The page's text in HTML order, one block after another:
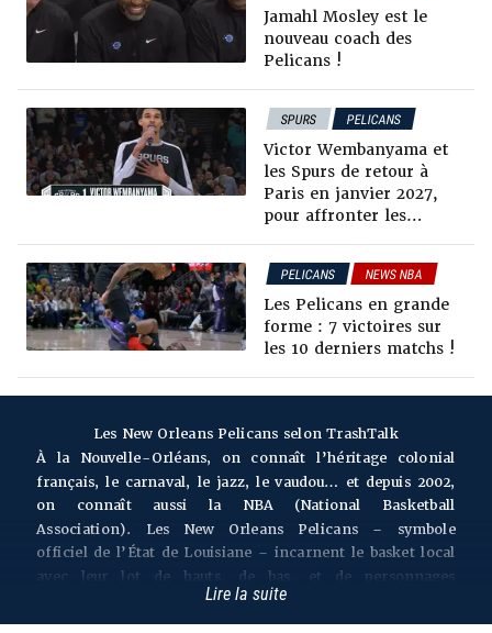
Jamahl Mosley est le
nouveau coach des
Pelicans !
SPURS
PELICANS
NEWS NBA
Victor Wembanyama et
les Spurs de retour à
Paris en janvier 2027,
pour affronter les
PELICANS NEWS NBA
Les Pelicans en grande
forme : 7 victoires sur
les 10 derniers matchs !
Les New Orleans Pelicans selon TrashTalk
À la Nouvelle-Orléans, on connaît l’héritage colonial
français, le carnaval, le jazz, le vaudou… et depuis 2002,
on connaît aussi la NBA (National Basketball
Association). Les New Orleans Pelicans – symbole
officiel de l’État de Louisiane – incarnent le basket local
avec leur lot de hauts, de bas, et de personnages
marquants. Entre stars draftées au bon moment,
catastrophes naturelles bouleversant toute une
Lire la suite